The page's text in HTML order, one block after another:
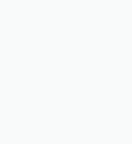
die
fachlichen Praktiken
der
zu überarbeiten. Der
der guten
(GfPs) war strukturiert,
aus einer
einer Entwurfsphase